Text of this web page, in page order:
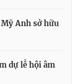
Anh sở hữu
dự lễ hội âm